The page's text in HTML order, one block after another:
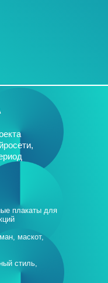
плакаты для
маскот,
стиль,